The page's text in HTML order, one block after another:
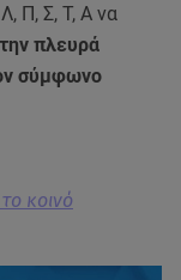
Π, Σ, Τ, Α να
πλευρά
σύμφωνο
κοινό